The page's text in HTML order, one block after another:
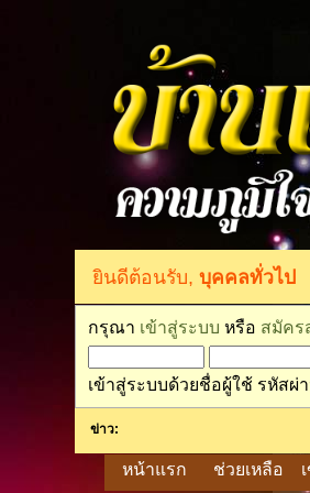
ยินดีต้อนรับ,บุคคลทั่วไป
กรุณา เข้าสู่ระบบ หรือ สมัคร
เข้าสู่ระบบด้วยชื่อผู้ใช้ รหัสผ่
ข่าว:
หน้าแรก ช่วยเหลือ